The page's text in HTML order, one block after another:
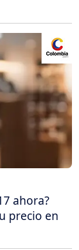
ahora?
precio en